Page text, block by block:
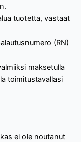
tuotetta, vastaat
(RN)
maksetulla
toimitustavallasi
ei ole noutanut